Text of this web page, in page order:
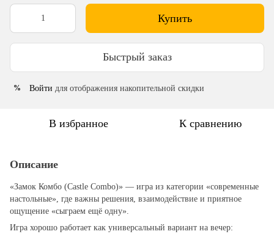
Купить
Быстрый заказ
% Войти для отображения накопительной скидки
В избранное К сравнению
Описание
«Замок Комбо (Castle Combo)» — игра из категории «современные
настольные», где важны решения, взаимодействие и приятное
ощущение «сыграем ещё одну».
Игра хорошо работает как универсальный вариант на вечер: